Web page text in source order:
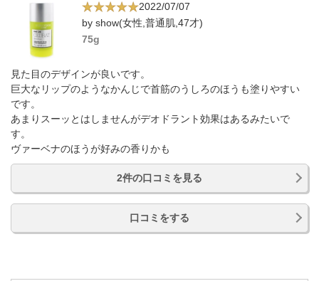
2022/07/07
by show(女性,普通肌,47才)
75g
見た目のデザインが良いです。
巨大なリップのようなかんじで首筋のうしろのほうも塗りやすい
です。
あまりスーッとはしませんがデオドラント効果はあるみたいで
す。
ヴァーベナのほうが好みの香りかも
2件の口コミを見る
口コミをする